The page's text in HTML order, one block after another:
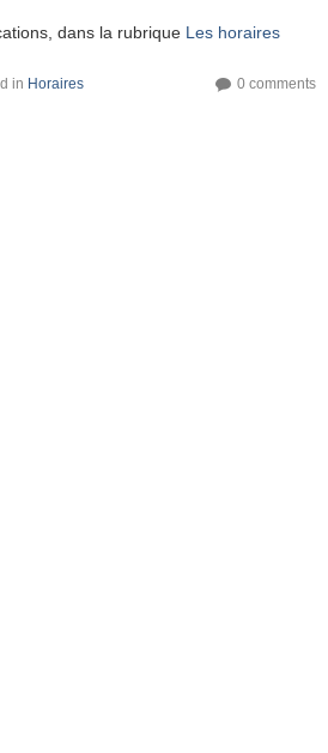
dans la rubrique Les horaires
in Horaires 0 comments